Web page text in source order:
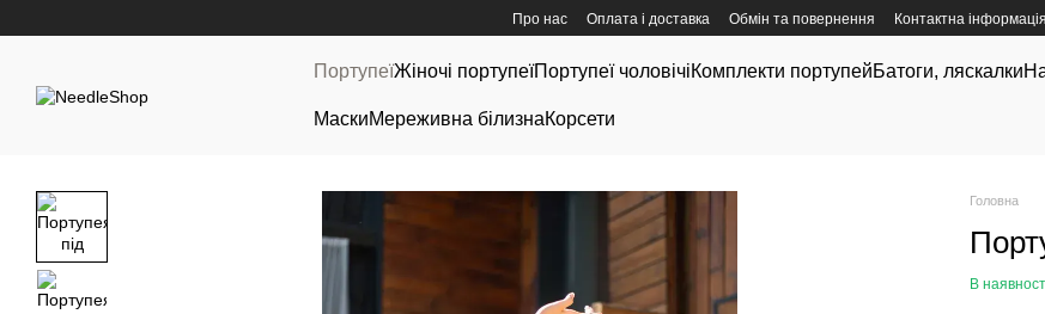
Про нас Оплата і доставка Обмін та повернення Контактна інформація
ПортупеїЖіночі портупеїПортупеї чоловічіКомплекти портупейБатоги, ляскалки
МаскиМереживна білизнаКорсети
Головна
В